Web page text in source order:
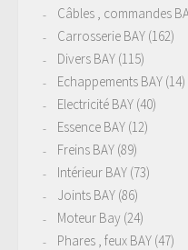
Câbles , commandes
Carrosserie BAY (162)
Divers BAY (115)
Echappements BAY (14)
Electricité BAY (40)
Essence BAY (12)
Freins BAY (89)
Intérieur BAY (73)
Joints BAY (86)
Moteur Bay (24)
Phares , feux BAY (47)